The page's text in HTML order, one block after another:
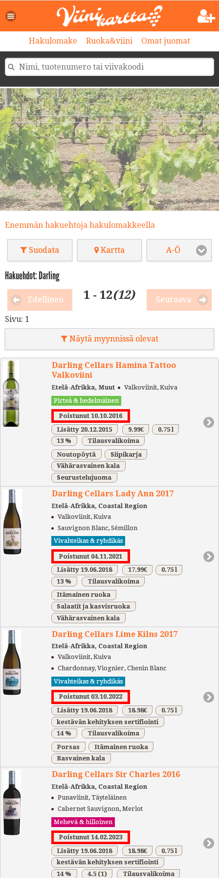
Hakulomake Ruoka&viini Omat juomat
Enemmän hakuehtoja hakulomakkeella
Suodata Kartta A-Ö
Hakuehdot: Darling
Edellinen 1 - 12(12) Seuraava
Sivu: 1
Näytä myynnissä olevat
Darling Cellars Hamina Tattoo
Valkoviini
Etelä-Afrikka, Muut
Valkoviinit, Kuiva
Pirteä & hedelmäinen
Poistunut 10.10.2016
Lisätty 20.12.2015
9.99€
0.75 l
13 %
Tilausvalikoima
Noutopöytä
Siipikarja
Vähärasvainen kala
Seurustelujuoma
Darling Cellars Lady Ann 2017
Etelä-Afrikka, Coastal Region
Valkoviinit, Kuiva
Sauvignon Blanc, Sémillon
Vivahteikas & ryhdikäs
Poistunut 04.11.2021
Lisätty 19.06.2018
17.99€
0.75 l
13 %
Tilausvalikoima
Itämainen ruoka
Salaatit ja kasvisruoka
Vähärasvainen kala
Darling Cellars Lime Kilns 2017
Etelä-Afrikka, Coastal Region
Valkoviinit, Kuiva
Chardonnay, Viognier, Chenin Blanc
Vivahteikas & ryhdikäs
Poistunut 03.10.2022
Lisätty 19.06.2018
18.98€
0.75 l
kestävän kehityksen sertifiointi
14 %
Tilausvalikoima
Porsas
Itämainen ruoka
Rasvainen kala
Darling Cellars Sir Charles 2016
Etelä-Afrikka, Coastal Region
Punaviinit, Täyteläinen
Cabernet Sauvignon, Merlot
Mehevä & hilloinen
Poistunut 14.02.2023
Lisätty 19.06.2018
18.98€
0.75 l
kestävän kehityksen sertifiointi
14 %
4.5 (1) Tilausvalikoima